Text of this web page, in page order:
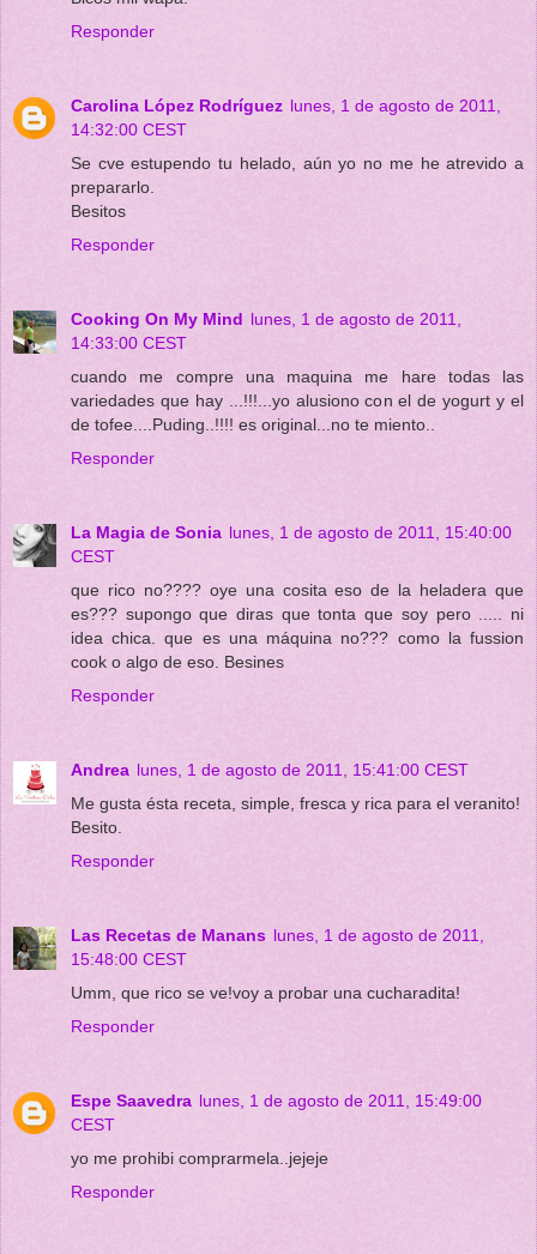
Responder
Carolina López Rodríguez lunes, 1 de agosto de 2011,
14:32:00 CEST
Se cve estupendo tu helado, aún yo no me he atrevido a
prepararlo.
Besitos
Responder
Cooking On My Mind lunes, 1 de agosto de 2011,
14:33:00 CEST
cuando me compre una maquina me hare todas las
variedades que hay ...!!!...yo alusiono con el de yogurt y el
de tofee....Puding..!!!! es original...no te miento..
Responder
La Magia de Sonia lunes, 1 de agosto de 2011, 15:40:00
CEST
que rico no???? oye una cosita eso de la heladera que
es??? supongo que diras que tonta que soy pero ..... ni
idea chica. que es una máquina no??? como la fussion
cook o algo de eso. Besines
Responder
Andrea lunes, 1 de agosto de 2011, 15:41:00 CEST
Me gusta ésta receta, simple, fresca y rica para el veranito!
Besito.
Responder
Las Recetas de Manans lunes, 1 de agosto de 2011,
15:48:00 CEST
Umm, que rico se ve!voy a probar una cucharadita!
Responder
Espe Saavedra lunes, 1 de agosto de 2011, 15:49:00
CEST
yo me prohibi comprarmela..jejeje
Responder